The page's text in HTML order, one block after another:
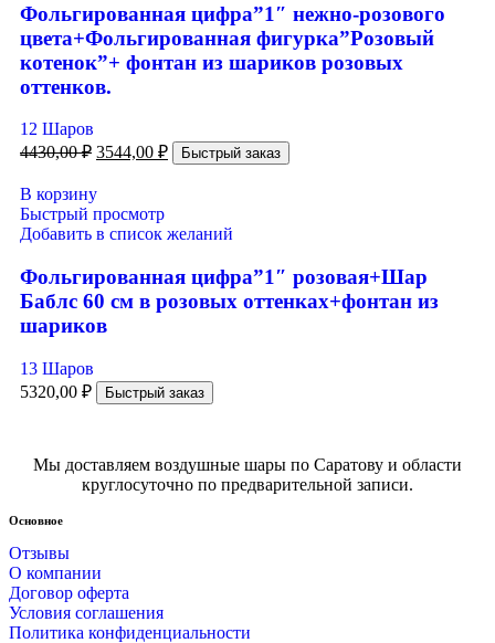
Фольгированная цифра”1″ нежно-розового
цвета+Фольгированная фигурка”Розовый
котенок”+ фонтан из шариков розовых
оттенков.
12 Шаров
4430,00₽ 3544,00 ₽ Быстрый заказ
В корзину
Быстрый просмотр
Добавить в список желаний
Фольгированная цифра”1″ розовая+Шар
Баблс 60 см в розовых оттенках+фонтан из
шариков
13 Шаров
5320,00 ₽ Быстрый заказ
Мы доставляем воздушные шары по Саратову и области
круглосуточно по предварительной записи.
Основное
Отзывы
О компании
Договор оферта
Условия соглашения
Политика конфиденциальности